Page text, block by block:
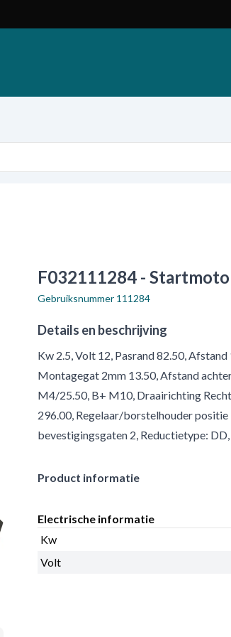
F032111284 -
Gebruiksnummer 111284
Details en beschrijving
Kw 2.5, Volt 12, Pasrand 82.50,
Montagegat 2mm 13.50, Afstand
M4/25.50, B+ M10, Draairichting
296.00, Regelaar/borstelhouder
bevestigingsgaten 2, Reductietype:
Product informatie
Electrische informatie
Kw
Volt